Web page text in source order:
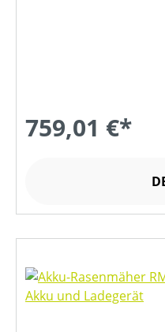
759,01 €*